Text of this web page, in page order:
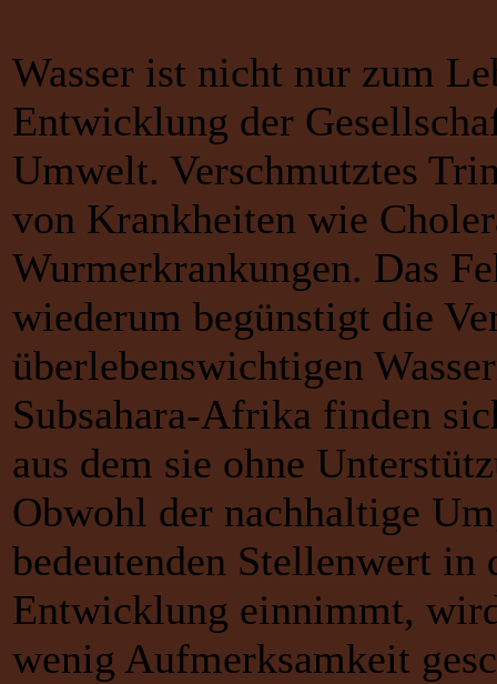
Wasser ist nicht nur zum
Entwicklung der
Umwelt. Verschmutztes
von Krankheiten wie
Wurmerkrankungen. Das
wiederum begünstigt die
überlebenswichtigen
Subsahara-Afrika finden
aus dem sie ohne
Obwohl der nachhaltige
bedeutenden Stellenwert
Entwicklung einnimmt,
wenig Aufmerksamkeit